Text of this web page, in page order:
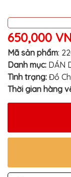
PORSCHE
LEXUS
MG
AUDI
MINI
COOPER
TÔ
650,000
Mã sản phẩm:
Danh mục: DÁN
Tình trạng: Đồ
Thời gian hàng